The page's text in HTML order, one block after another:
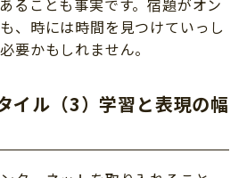
ることも事実です。宿題がオン
、時には時間を見つけていっし
要かもしれません。
イル（3）学習と表現の幅